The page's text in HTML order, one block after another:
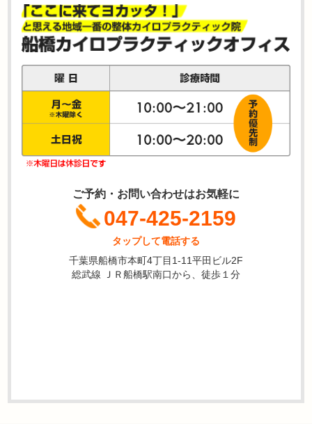
ご予約・お問い合わせはお気軽に
047-425-2159
タップして電話する
千葉県船橋市本町4丁目1-11平田ビル2F
総武線 ＪＲ船橋駅南口から、徒歩１分